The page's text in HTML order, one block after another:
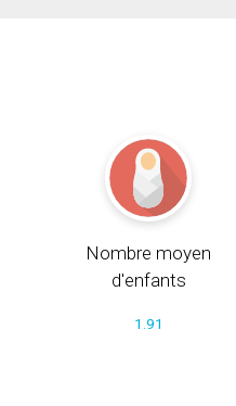
Nombre moyen
d'enfants
1.91